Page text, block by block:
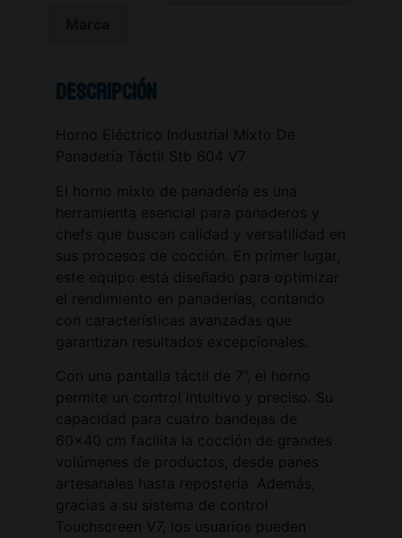
Descripción
Horno Eléctrico Industrial Mixto De
Panadería Táctil Stb 604 V7
El horno mixto de panadería es una
herramienta esencial para panaderos y
chefs que buscan calidad y versatilidad en
sus procesos de cocción. En primer lugar,
este equipo está diseñado para optimizar
el rendimiento en panaderías, contando
con características avanzadas que
garantizan resultados excepcionales.
Con una pantalla táctil de 7”, el horno
permite un control intuitivo y preciso. Su
capacidad para cuatro bandejas de
60×40 cm facilita la cocción de grandes
volúmenes de productos, desde panes
artesanales hasta repostería. Además,
gracias a su sistema de control
Touchscreen V7, los usuarios pueden